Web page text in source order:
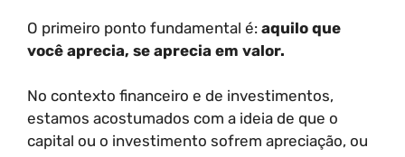
O primeiro ponto fundamental é: aquilo que
você aprecia, se aprecia em valor.
No contexto financeiro e de investimentos,
estamos acostumados com a ideia de que o
capital ou o investimento sofrem apreciação, ou